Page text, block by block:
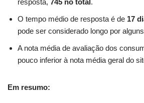
O tempo médio de resposta é de 17
pode ser considerado longo por
A nota média de avaliação dos
pouco inferior à nota média geral do
Em resumo: